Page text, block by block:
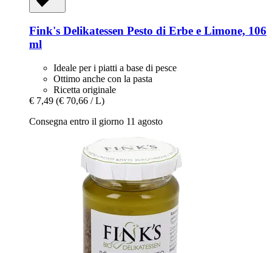
Fink's Delikatessen Pesto di Erbe e Limone, 106
ml
Ideale per i piatti a base di pesce
Ottimo anche con la pasta
Ricetta originale
€ 7,49 (€ 70,66 / L)
Consegna entro il giorno 11 agosto